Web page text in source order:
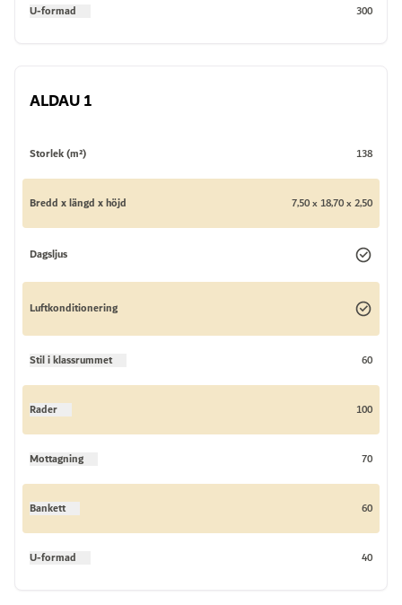
U-formad 300
ALDAU 1
Storlek (m²) 138
Bredd x längd x höjd 7,50 x 18,70 x 2,50
Dagsljus
Luftkonditionering
Stil i klassrummet 60
Rader 100
Mottagning 70
Bankett 60
U-formad 40